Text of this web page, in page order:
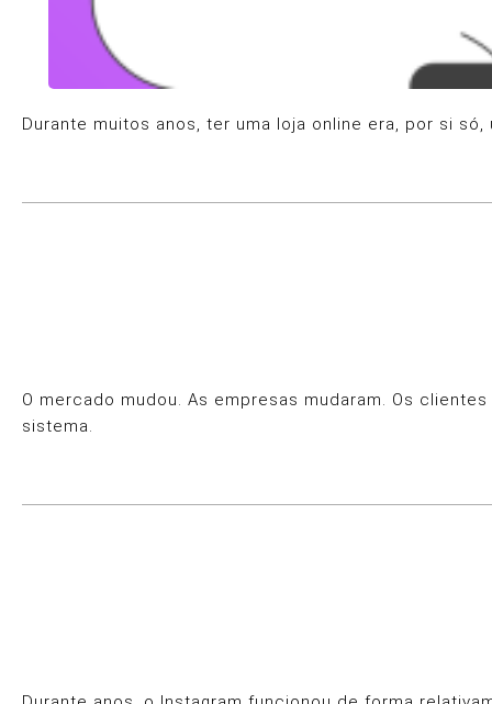
Durante muitos anos, ter uma loja online era, por si
O mercado mudou. As empresas mudaram. Os
sistema.